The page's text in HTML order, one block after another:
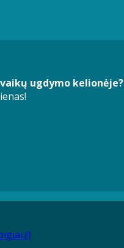
ugdymo kelionėje?